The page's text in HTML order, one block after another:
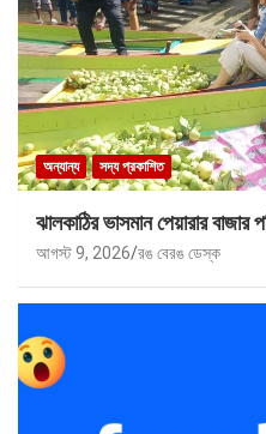
অন্যান্য সদ্য প্রকাশিত
ঝালকাঠির ভাসমান পেয়ারার বাজার
আগস্ট 9, 2026 রঙ বেরঙ ডেস্ক